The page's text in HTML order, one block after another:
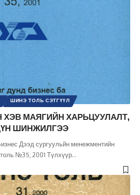
ШИНЭ ТОЛЬ СЭТГҮҮЛ
МАЯГИЙН ХАРЬЦУУЛАЛТ,
ШИНЖИЛГЭЭ
Дээд сургуульйн менежментийн
№35, 2001 Түлхүүр…